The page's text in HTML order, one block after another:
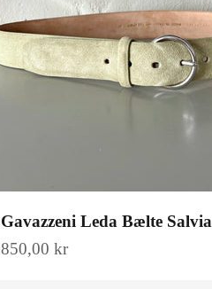
Gavazzeni Leda Bælte Salvia
Salgspris
850,00 kr